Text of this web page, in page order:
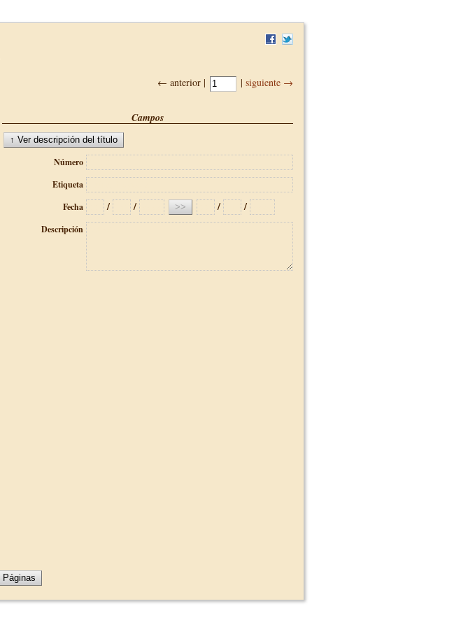
← anterior | | siguiente →
Campos
Número
Etiqueta
Fecha
/ / / /
Descripción